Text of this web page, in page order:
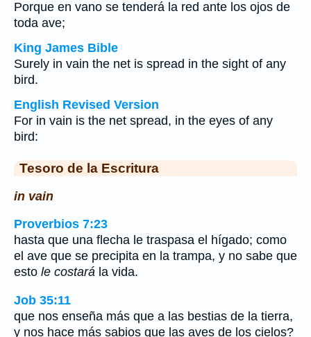
Porque en vano se tenderá la red ante los ojos de
toda ave;
King James Bible
Surely in vain the net is spread in the sight of any
bird.
English Revised Version
For in vain is the net spread, in the eyes of any
bird:
Tesoro de la Escritura
in vain
Proverbios 7:23
hasta que una flecha le traspasa el hígado; como
el ave que se precipita en la trampa, y no sabe que
esto le costará la vida.
Job 35:11
que nos enseña más que a las bestias de la tierra,
y nos hace más sabios que las aves de los cielos?